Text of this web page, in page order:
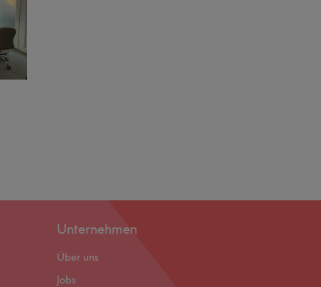
Unternehmen
Über uns
Jobs